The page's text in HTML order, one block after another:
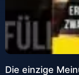
Die einzige